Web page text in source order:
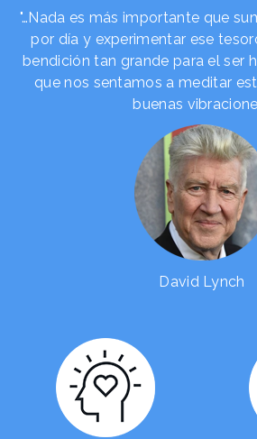
"…Nada es más importante que
por día y experimentar ese
bendición tan grande para el ser
que nos sentamos a meditar
buenas
David Lynch